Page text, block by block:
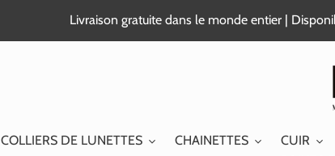
Livraison gratuite dans le monde entier |
COLLIERS DE LUNETTES CHAINETTES CUIR